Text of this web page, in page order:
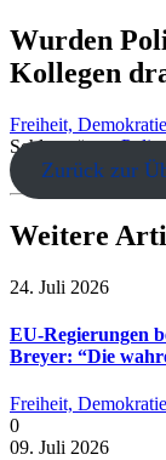
Wurden
Kollegen
Freiheit,
Schlagwörter:
Zurück zur
Weitere
24. Juli 2026
EU-Regierungen
Breyer: “Die
Freiheit,
0
09. Juli 2026